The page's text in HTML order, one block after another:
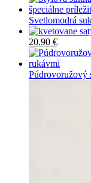
Svetlomodrá
20.90 €
Púdrovoružový